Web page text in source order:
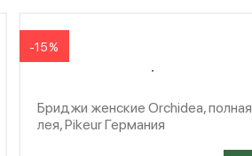
-15%
Бриджи женские Orchidea, полная
лея, Pikeur Германия